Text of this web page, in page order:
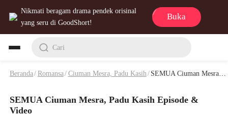
Nikmati beragam drama pendek orisinal
yang seru di GoodShort!
Buka
Cari
Beranda /Romansa /Ciuman Mesra, Padu Kasih/SEMUA Ciuman Mesra, Padu Kasih Episode & Video
SEMUA Ciuman Mesra, Padu Kasih Episode &
Video